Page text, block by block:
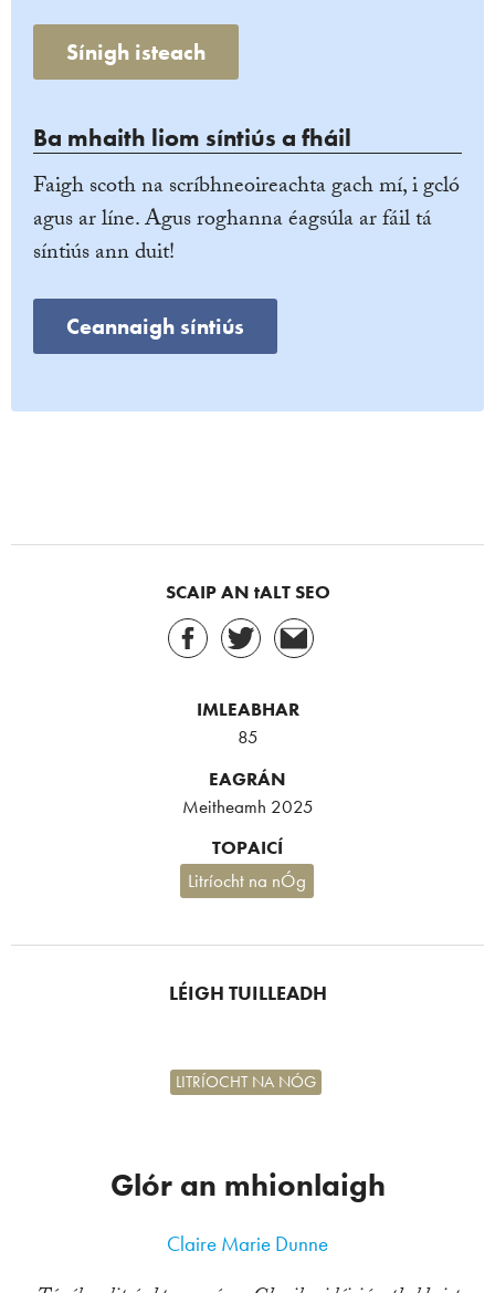
Sínigh isteach
Ba mhaith liom síntiús a fháil
Faigh scoth na scríbhneoireachta gach mí, i gcló
agus ar líne. Agus roghanna éagsúla ar fáil tá
síntiús ann duit!
Ceannaigh síntiús
SCAIP AN tALT SEO
IMLEABHAR
85
EAGRÁN
Meitheamh 2025
TOPAICÍ
Litríocht na nÓg
LÉIGH TUILLEADH
Glór an mhionlaigh
LITRÍOCHT NA NÓG
Claire Marie Dunne